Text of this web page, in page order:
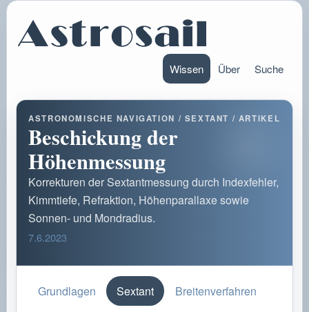
Wissen Über Suche
ASTRONOMISCHE NAVIGATION / SEXTANT / ARTIKEL
Beschickung der
Höhenmessung
Korrekturen der Sextantmessung durch Indexfehler,
Kimmtiefe, Refraktion, Höhenparallaxe sowie
Sonnen- und Mondradius.
7.6.2023
Grundlagen Sextant
Breitenverfahren